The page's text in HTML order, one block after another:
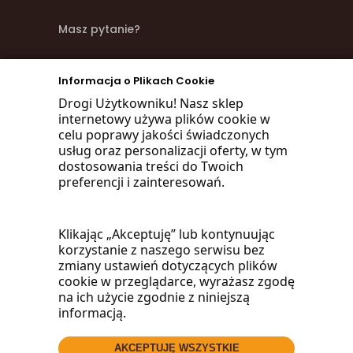
Informacja o Plikach Cookie
Drogi Użytkowniku! Nasz sklep
internetowy używa plików cookie w
celu poprawy jakości świadczonych
usług oraz personalizacji oferty, w tym
dostosowania treści do Twoich
preferencji i zainteresowań.
Klikając „Akceptuję” lub kontynuując
korzystanie z naszego serwisu bez
zmiany ustawień dotyczących plików
cookie w przeglądarce, wyrażasz zgodę
na ich użycie zgodnie z niniejszą
informacją.
AKCEPTUJĘ WSZYSTKIE
Masz pytanie?
zadzwoń
668 470 038
660 072 042
lub napisz:
biuro@woodmarket.pl
Facebook